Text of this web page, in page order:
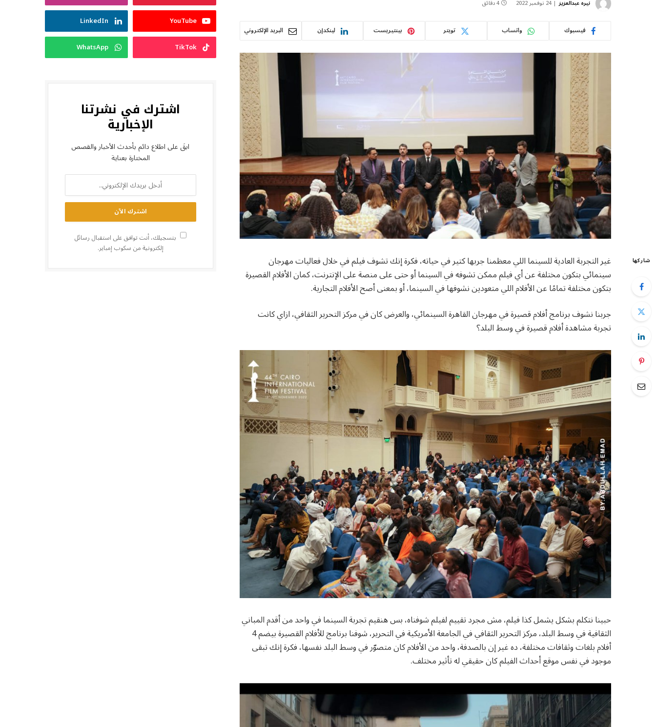
نيره عبدالعزيز 24 نوفمبر 2022 4 دقائق
فيسبوك واتساب تويتر بينتيريست لينكدإن البريد الإلكتروني
شاركها
غير التجربة العادية للسينما اللي معظمنا جربها كتير في حياته، فكرة إنك تشوف فيلم في خلال فعاليات مهرجان
سينمائي بتكون مختلفة عن أي فيلم ممكن تشوفه في السينما أو حتى على منصة على الإنترنت، كمان الأفلام القصيرة
بتكون مختلفة تمامًا عن الأفلام اللي متعودين نشوفها في السينما، أو بمعنى أصح الأفلام التجارية.
جربنا نشوف برنامج أفلام قصيرة في مهرجان القاهرة السينمائي، والعرض كان في مركز التحرير الثقافي، ازاي كانت
تجربة مشاهدة أفلام قصيرة في وسط البلد؟
حبينا نتكلم بشكل يشمل كذا فيلم، مش مجرد تقييم لفيلم شوفناه، بس هنقيم تجربة السينما في واحد من أقدم المباني
الثقافية في وسط البلد، مركز التحرير الثقافي في الجامعة الأمريكية في التحرير، شوفنا برنامج للأفلام القصيرة بيضم 4
أفلام بلغات وثقافات مختلفة، ده غير إن بالصدفة، واحد من الأفلام كان متصوّر في وسط البلد نفسها، فكرة إنك تبقى
موجود في نفس موقع أحداث الفيلم كان حقيقي له تأثير مختلف.
YouTube
LinkedIn
TikTok
WhatsApp
اشترك في نشرتنا
الإخبارية
ابقَ على اطلاع دائم بأحدث الأخبار والقصص
المختارة بعناية
بتسجيلك، أنت توافق على استقبال رسائل
إلكترونية من سكوب إمباير.